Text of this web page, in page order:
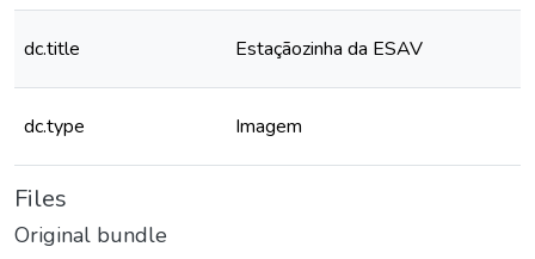
dc.title Estaçãozinha da ESAV
dc.type Imagem
Files
Original bundle